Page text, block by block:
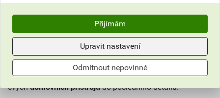
barevných provedeních, materiálech i designových řadách,
které umožňují snadné sladění s ostatními komponenty
elektroinstalace. Kompatibilita s běžnými montážními
rámečky zaručuje jednoduchou a rychlou instalaci.
Prohlédněte si kategoriikrytůa dolaďte vzhled i funkčnost
svýchdomovních přístrojůdo posledního detailu.
Přijímám
Upravit nastavení
Odmítnout nepovinné